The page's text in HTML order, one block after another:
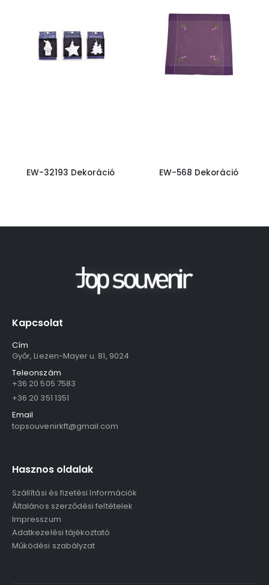
EW-32193 Dekoráció EW-568 Dekoráció
Kapcsolat
Cím
Győr, Liezen-Mayer u. 81, 9024
Teleonszám
+36 20 505 7583
+36 20 351 1351
Email
topsouvenirkft@gmail.com
Hasznos oldalak
Szállítási és fizetési Információk
Általános szerződési feltételek
Impresszum
Adatkezelési tájékoztató
Működési szabályzat